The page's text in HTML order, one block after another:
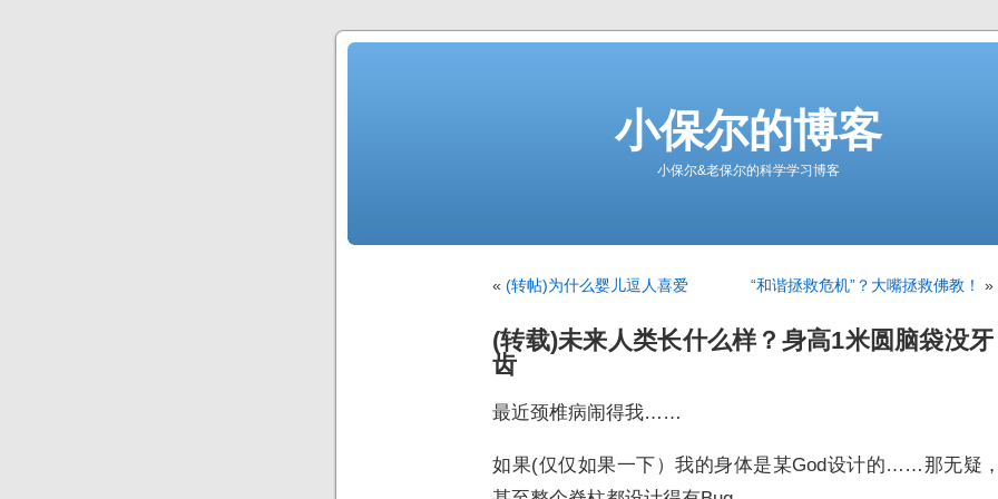
小保尔的博客
小保尔&老保尔的科学学习博客
« (转帖)为什么婴儿逗人喜爱 “和谐拯救危机”？大嘴拯救佛教！ »
(转载)未来人类长什么样？身高1米圆脑袋没牙
齿
最近颈椎病闹得我……
如果(仅仅如果一下）我的身体是某God设计的……那无疑